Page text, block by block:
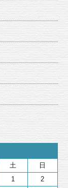
土 日
1
2